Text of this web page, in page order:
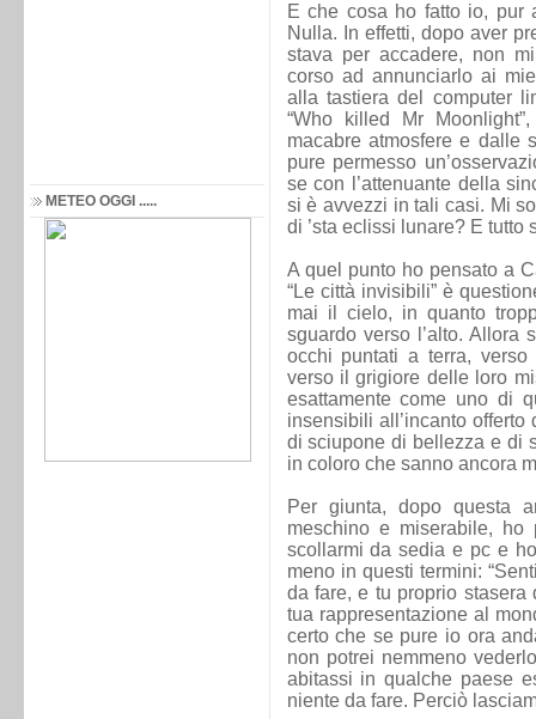
METEO OGGI .....
E che cosa ho fatto io, pur
Nulla. In effetti, dopo aver
stava per accadere, non
corso ad annunciarlo ai
alla tastiera del computer
“Who killed Mr
macabre atmosfere e dalle
pure permesso
se con l’attenuante della
si è avvezzi in tali casi. Mi
di ’sta eclissi lunare? E tutto
A quel punto ho pensato a
“Le città invisibili” è
mai il cielo, in quanto
sguardo verso l’alto.
occhi puntati a terra, verso
verso il grigiore delle loro
esattamente come uno di
insensibili all’incanto
di sciupone di bellezza e di
in coloro che sanno ancora
Per giunta, dopo questa
meschino e miserabile,
scollarmi da sedia e pc e
meno in questi termini:
da fare, e tu proprio
tua rappresentazione al
certo che se pure io ora
non potrei nemmeno
abitassi in qualche paese
niente da fare. Perciò